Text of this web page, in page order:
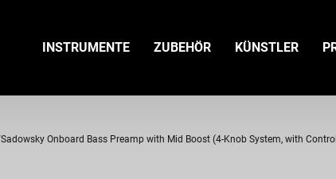
INSTRUMENTE ZUBEHÖR KÜNSTLER
Sadowsky Onboard Bass Preamp with Mid Boost (4-Knob System, with